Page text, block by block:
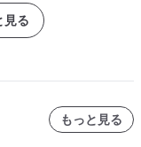
見る
もっと見る